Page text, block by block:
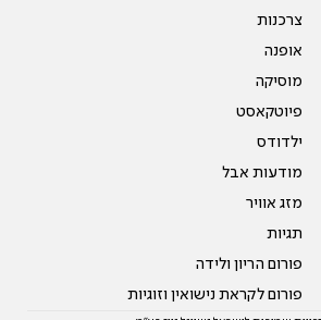
צרכנות
אופנה
מוסיקה
פיוטקאסט
ילדודס
מודעות אבל
מזג אוויר
תגיות
פורום הריון ולידה
פורום לקראת נישואין וזוגיות